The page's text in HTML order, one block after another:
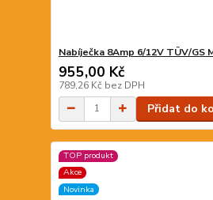
Nabíječka 8Amp 6/12V TÜV/GS
955,00 Kč
789,26 Kč bez DPH
Přidat do
TOP produkt
Akce
Novinka